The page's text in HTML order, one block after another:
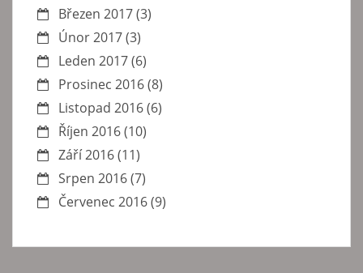
Březen 2017(3)
Únor 2017(3)
Leden 2017(6)
Prosinec 2016(8)
Listopad 2016(6)
Říjen 2016(10)
Září 2016(11)
Srpen 2016(7)
Červenec 2016(9)